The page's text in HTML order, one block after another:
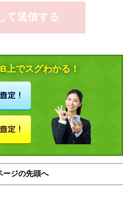
て送信する
上でスグわかる！
ージの先頭へ